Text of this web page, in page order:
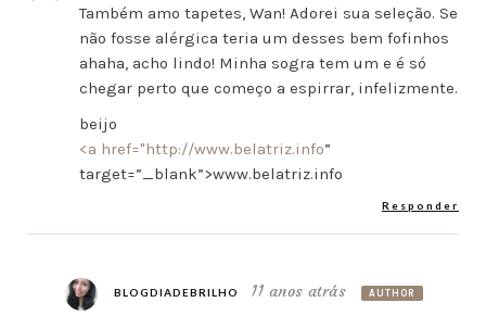
Também amo tapetes, Wan! Adorei sua seleção. Se
não fosse alérgica teria um desses bem fofinhos
ahaha, acho lindo! Minha sogra tem um e é só
chegar perto que começo a espirrar, infelizmente.
beijo
<a href="http://www.belatriz.info”
target=”_blank”>www.belatriz.info
Responder
BLOGDIADEBRILHO 11 anos atrás AUTHOR